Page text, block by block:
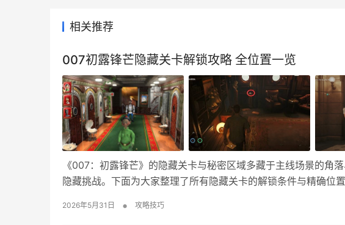
相关推荐
007初露锋芒隐藏关卡解锁攻略 全位置一览
《007：初露锋芒》的隐藏关卡与秘密区域多藏于主线场景的角
隐藏挑战。下面为大家整理了所有隐藏关卡的解锁条件与精确位
2026年5月31日 • 攻略技巧